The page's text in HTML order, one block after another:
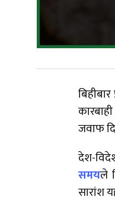
जवाफ
देश-
समयले
सारांश